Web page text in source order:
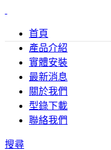
首頁
產品介紹
實體安裝
最新消息
關於我們
型錄下載
聯絡我們
搜尋
Click to enlarge